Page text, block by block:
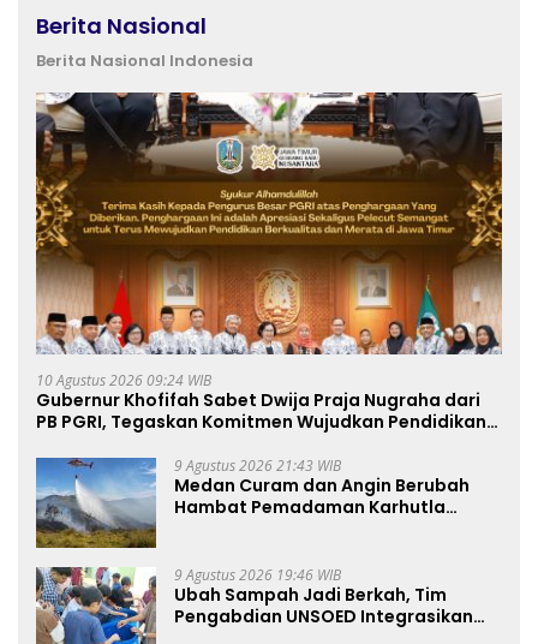
Berita Nasional
Berita Nasional Indonesia
10 Agustus 2026 09:24 WIB
Gubernur Khofifah Sabet Dwija Praja Nugraha dari
PB PGRI, Tegaskan Komitmen Wujudkan Pendidikan
9 Agustus 2026 21:43 WIB
Medan Curam dan Angin Berubah
Hambat Pemadaman Karhutla
9 Agustus 2026 19:46 WIB
Ubah Sampah Jadi Berkah, Tim
Pengabdian UNSOED Integrasikan